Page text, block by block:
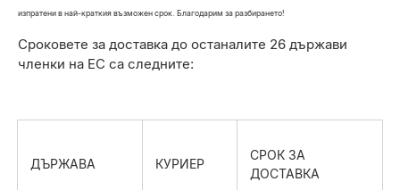
изпратени в най-краткия възможен срок. Благодарим за разбирането!
Сроковете за доставка до останалите 26 държави
членки на ЕС са следните:
ДЪРЖАВА КУРИЕР
СРОК ЗА
ДОСТАВКА